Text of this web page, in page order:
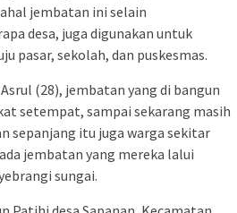
jembatan ini selain
desa, juga digunakan untuk
pasar, sekolah, dan puskesmas.
(28), jembatan yang di bangun
setempat, sampai sekarang masih
sepanjang itu juga warga sekitar
jembatan yang mereka lalui
sungai.